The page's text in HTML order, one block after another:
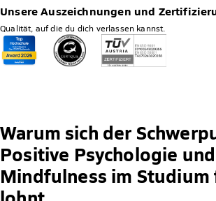
Unsere Auszeichnungen und
Qualität, auf die du dich verlassen kannst.
Warum sich der
Positive Psychologie und
Mindfulness im Studium